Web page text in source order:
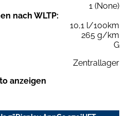
1 (None)
nach WLTP:
10,1 l/100km
265 g/km
G
Zentrallager
anzeigen